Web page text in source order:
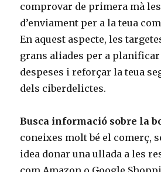
comprovar de primera mà
d’enviament per a la teua
En aquest aspecte, les
grans aliades per a planificar
despeses i reforçar la teua
dels ciberdelictes.
Busca informació sobre la
coneixes molt bé el comerç,
idea donar una ullada a les